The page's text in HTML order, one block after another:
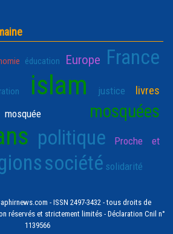
éducation Europe France
islam justice livres
mosquée mosquées
politique Proche et
société solidarité
- ISSN 2497-3432 - tous droits de
réservés et strictement limités - Déclaration Cnil n°
1139566